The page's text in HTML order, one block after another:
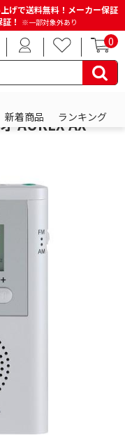
げで送料無料！メーカー保証
！ ※一部対象外あり
0
新着商品 ランキング
ラジオ 携帯ラジオ
AUREX AX-